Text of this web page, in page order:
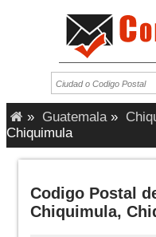
» Guatemala »
Chiquimula
Codigo Postal
Chiquimula,